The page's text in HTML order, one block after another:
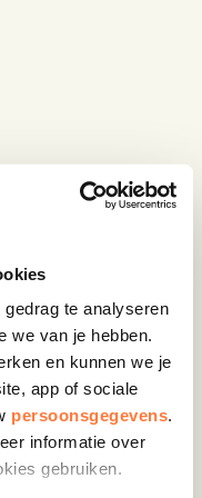
te analyseren
we van je hebben.
en kunnen we je
app of sociale
persoonsgegevens.
informatie over
gebruiken.